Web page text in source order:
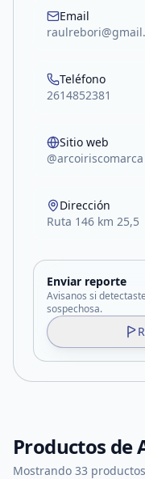
Email
Teléfono
2614852381
Sitio web
@arcoiriscomarca
Dirección
Ruta 146 km 25,5
Enviar reporte
Avisanos si
sospechosa.
Productos de
Mostrando 33